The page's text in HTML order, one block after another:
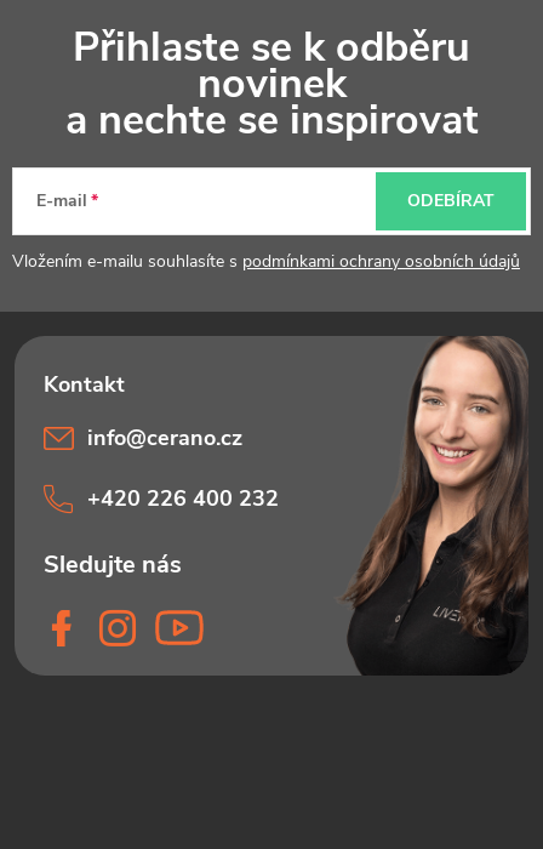
a
Přihlaste se k odběru
novinek
a nechte se inspirovat
E-mail
Vložením e-mailu souhlasíte s podmínkami ochrany osobních údajů
ODEBÍRAT
info@cerano.cz
+420 226 400 232